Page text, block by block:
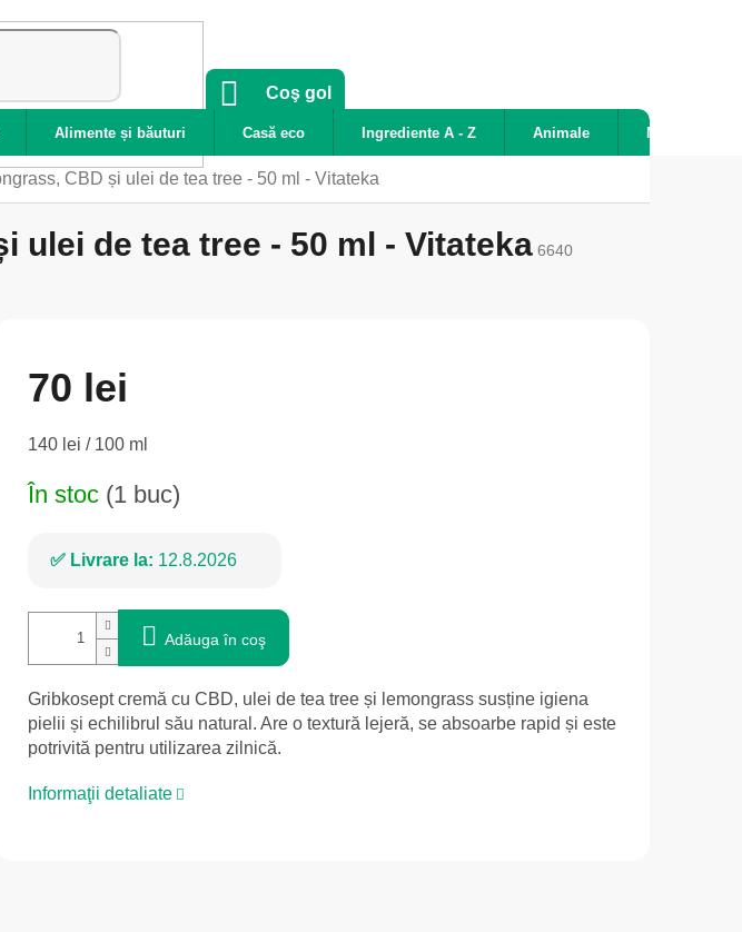
COŞ
CUMPĂRĂTURI
Coş gol
Alimente și băuturi Casă eco Ingrediente A - Z Animale Noutăți
CBD și ulei de tea tree - 50 ml - Vitateka
ulei de tea tree - 50 ml - Vitateka 6640
70 lei
Evaluare
140 lei / 100 ml
În stoc (1 buc)
Livrare la: 12.8.2026
Adăuga în coş
Gribkosept cremă cu CBD, ulei de tea tree și lemongrass susține igiena
pielii și echilibrul său natural. Are o textură lejeră, se absoarbe rapid și este
potrivită pentru utilizarea zilnică.
Informaţii detaliate